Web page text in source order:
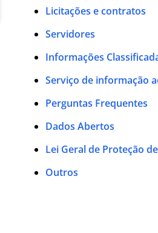
Licitações e contratos
Servidores
Informações
Serviço de informação
Perguntas Frequentes
Dados Abertos
Lei Geral de Proteção
Outros